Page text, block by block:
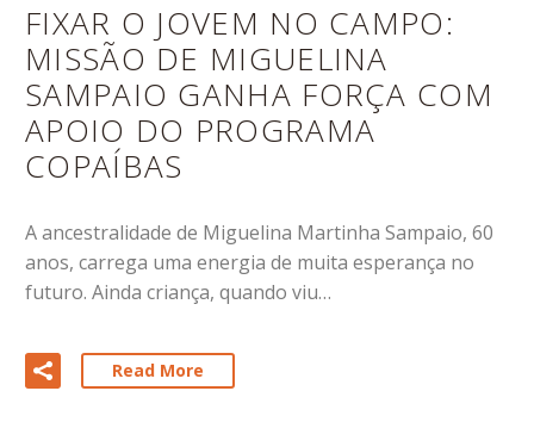
FIXAR O JOVEM NO CAMPO:
MISSÃO DE MIGUELINA
SAMPAIO GANHA FORÇA COM
APOIO DO PROGRAMA
COPAÍBAS
A ancestralidade de Miguelina Martinha Sampaio, 60
anos, carrega uma energia de muita esperança no
futuro. Ainda criança, quando viu…
Read More